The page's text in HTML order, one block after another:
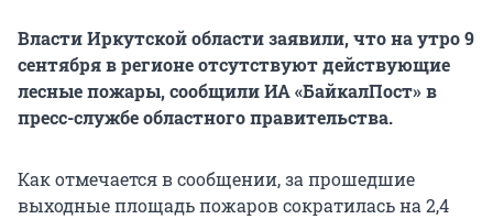
Власти Иркутской области заявили, что на утро 9
сентября в регионе отсутствуют действующие
лесные пожары, сообщили ИА «БайкалПост» в
пресс-службе областного правительства.
Как отмечается в сообщении, за прошедшие
выходные площадь пожаров сократилась на 2,4